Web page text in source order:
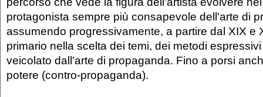
protagonista sempre più consapevole dell'arte di
assumendo progressivamente, a partire dal XIX e
primario nella scelta dei temi, dei metodi
veicolato dall'arte di propaganda. Fino a porsi
potere (contro-propaganda).